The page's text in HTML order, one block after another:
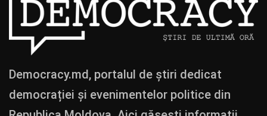
Democracy.md, portalul de știri dedicat
democrației și evenimentelor politice din